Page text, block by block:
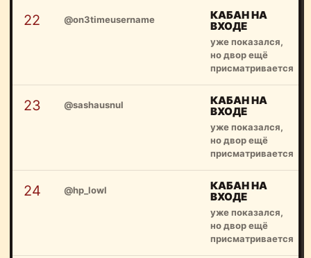
22 @on3timeusername
КАБАН НА
ВХОДЕ
уже показался,
но двор ещё
присматривается
23 @sashausnul
КАБАН НА
ВХОДЕ
уже показался,
но двор ещё
присматривается
24 @hp_lowl
КАБАН НА
ВХОДЕ
уже показался,
но двор ещё
присматривается